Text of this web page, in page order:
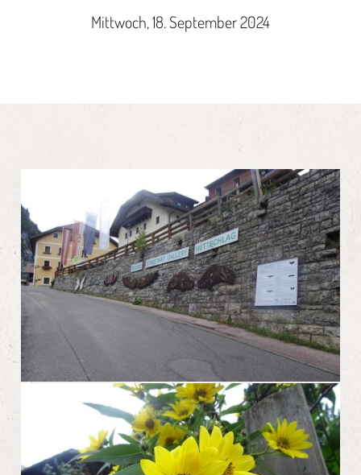
Mittwoch, 18. September 2024